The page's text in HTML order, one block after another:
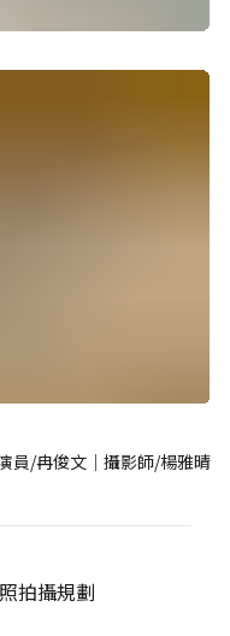
員/冉俊文｜攝影師/楊雅晴
拍攝規劃